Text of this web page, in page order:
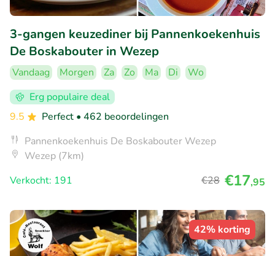
3-gangen keuzediner bij Pannenkoekenhuis
De Boskabouter in Wezep
Vandaag Morgen Za Zo Ma Di
Wo
Erg populaire deal
9.5
Perfect • 462 beoordelingen
Pannenkoekenhuis De Boskabouter Wezep
Wezep (7km)
Verkocht: 191
€28 €17,95
42% korting